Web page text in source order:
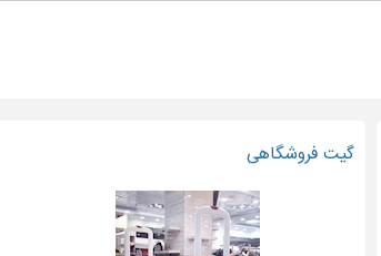
گیت فروشگاهی